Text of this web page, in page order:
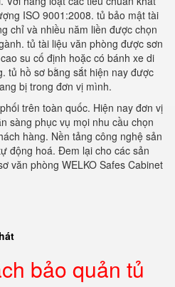
ISO 9001:2008. tủ bảo mật tài
chỉ và nhiều năm liền được chọn
tủ tài liệu văn phòng được sơn
su cố định hoặc có bánh xe di
tủ hồ sơ bằng sắt hiện nay được
bị trong đơn vị mình.
trên toàn quốc. Hiện nay đơn vị
sàng phục vụ mọi nhu cầu chọn
hàng. Nền tảng công nghệ sản
động hoá. Đem lại cho các sản
văn phòng WELKO Safes Cabinet
bảo quản tủ